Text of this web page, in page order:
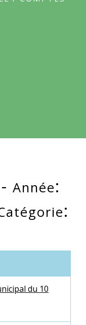
Année:
:
du 10